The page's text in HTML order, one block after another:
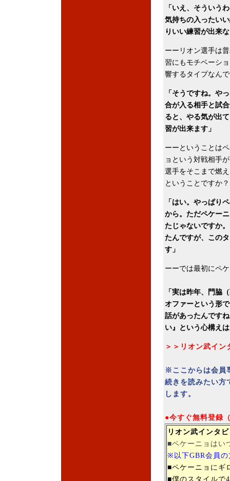
「いえ、そういう
気持ちの入ったい
りいい練習が出来
ーーリオン選手は
習にもモチベーシ
響するタイプなん
「そうですね。や
合が入る相手と試
ると、やる気が出
習が出来ます」
ーーということは
ョという対戦相手
選手をそこまで燃
ということですか？
「はい。やっぱり
から。ただペケー
たじゃないですか
たんですが、この
す」
ーーでは最初にペ
「実は昨年、門脇
オファーという形
話があったんです
い』という心構え
＞＞リオン武イン
※ここからは会員
続きを読みたい方
します。
●今すぐ無料登録
リオン武インタ
■ペケーニョはい
※以下GBR会員
■ペケーニョにギ
■僕のスタイルで